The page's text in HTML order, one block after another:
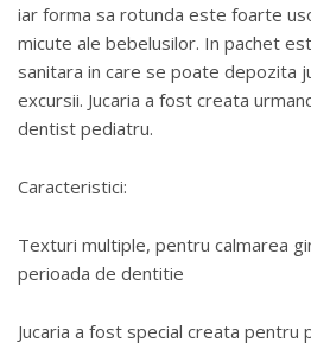
iar forma sa rotunda este foarte
micute ale bebelusilor. In pachet
sanitara in care se poate depozita
excursii. Jucaria a fost creata
dentist pediatru.
Caracteristici:
Texturi multiple, pentru calmarea
perioada de dentitie
Jucaria a fost special creata pentru